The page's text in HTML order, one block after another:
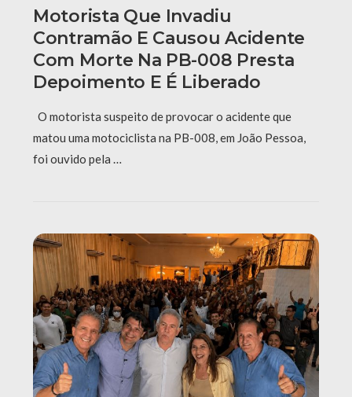
Motorista Que Invadiu
Contramão E Causou Acidente
Com Morte Na PB-008 Presta
Depoimento E É Liberado
O motorista suspeito de provocar o acidente que
matou uma motociclista na PB-008, em João Pessoa,
foi ouvido pela …